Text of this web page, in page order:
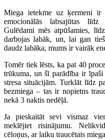
Miega ietekme uz ķermeni ir
emocionālās labsajūtas līdz
Gulēdami mēs atpūšamies,
darbojas labāk, un, lai gan
daudz labāka, mums ir vairāk
Tomēr tiek lēsts, ka pat 40
trūkuma, un šī parādība ir
stresa situācijām. Turklāt līdz
bezmiega – tas ir nopietns
nekā 3 naktis nedēļā.
Ja pieskaitāt sevi vismaz
meklējiet risinājumu.
cēloņus, ar laiku traucētais